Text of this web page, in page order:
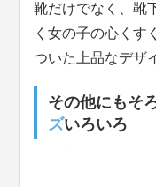
靴だけでなく、靴
く女の子の心くす
ついた上品なデザ
その他にもそ
ズいろいろ